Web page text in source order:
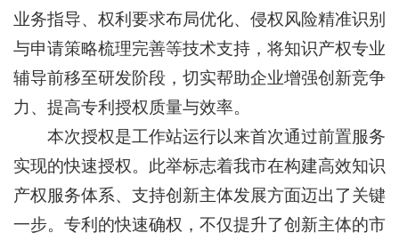
业务指导、权利要求布局优化、侵权风险精准识别
与申请策略梳理完善等技术支持，将知识产权专业
辅导前移至研发阶段，切实帮助企业增强创新竞争
力、提高专利授权质量与效率。
本次授权是工作站运行以来首次通过前置服务
实现的快速授权。此举标志着我市在构建高效知识
产权服务体系、支持创新主体发展方面迈出了关键
一步。专利的快速确权，不仅提升了创新主体的市